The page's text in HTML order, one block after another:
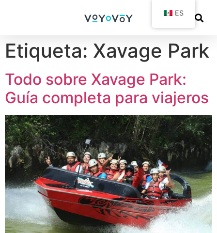
Etiqueta: Xavage Park
Todo sobre Xavage Park:
Guía completa para viajeros
ES